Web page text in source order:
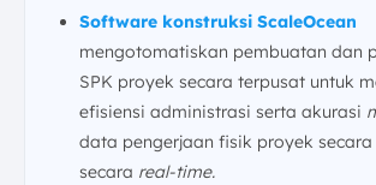
Software konstruksi ScaleOcean
mengotomatiskan pembuatan dan
SPK proyek secara terpusat untuk
efisiensi administrasi serta akurasi
data pengerjaan fisik proyek secara
secara real-time.